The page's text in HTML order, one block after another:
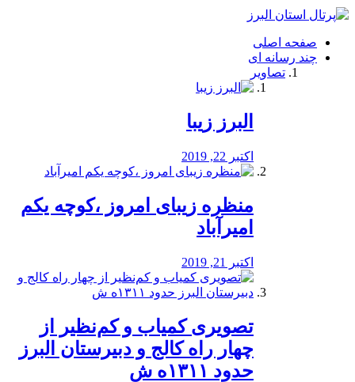
فصد
شرق
تهران
خشکشویی
صفحه اصلی
چند رسانه ای
تصاویر
البرز زیبا
اکتبر 22, 2019
منظره‌‌ زیبای امروز ،کوچه یکم
امیرآباد
اکتبر 21, 2019
️تصویری کمیاب و کم‌نظیر از
چهار راه كالج و دبيرستان البرز
حدود ۱۳۱۱ه ش